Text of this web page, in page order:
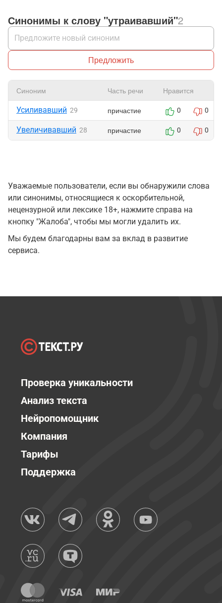
Синонимы к слову "утраивавший"2
Предложить
Синоним Часть речи Нравится
Усиливавший 29 причастие 0 0
Увеличивавший 28 причастие 0 0
Уважаемые пользователи, если вы обнаружили слова
или синонимы, относящиеся к оскорбительной,
нецензурной или лексике 18+, нажмите справа на
кнопку "Жалоба", чтобы мы могли удалить их.
Мы будем благодарны вам за вклад в развитие
сервиса.
Проверка уникальности
Анализ текста
Нейропомощник
Компания
Тарифы
Поддержка